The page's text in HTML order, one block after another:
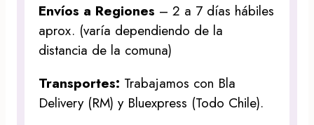
Envíos a Regiones – 2 a 7 días hábiles
aprox. (varía dependiendo de la
distancia de la comuna)
Transportes: Trabajamos con Bla
Delivery (RM) y Bluexpress (Todo Chile).